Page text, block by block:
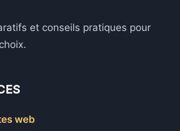
et conseils pratiques pour
web